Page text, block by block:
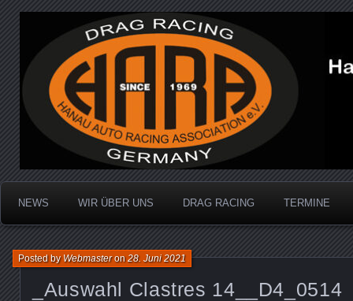
Hanau Auto Racing
Dragracing auf der 1/4 Meile
NEWS WIR ÜBER UNS DRAG RACING TERMINE
_Auswahl Clastres 14__D4_0514
Posted byWebmasteron28. Juni 2021